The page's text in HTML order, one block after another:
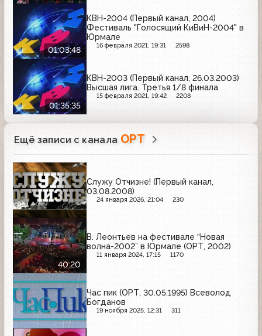
01:03:48
КВН-2004 (Первый канал, 2004)
Фестиваль "Голосящий КиВиН-2004" в
Юрмале
16 февраля 2021, 19:31 2598
01:35:35
КВН-2003 (Первый канал, 26.03.2003)
Высшая лига. Третья 1/8 финала
15 февраля 2021, 19:42 2208
Ещё записи с канала ОРТ
Служу Отчизне! (Первый канал,
03.08.2008)
24 января 2026, 21:04 230
40:20
В. Леонтьев на фестивале “Новая
волна-2002” в Юрмале (ОРТ, 2002)
11 января 2024, 17:15 1170
Час пик (ОРТ, 30.05.1995) Всеволод
Богданов
19 ноября 2025, 12:31 311